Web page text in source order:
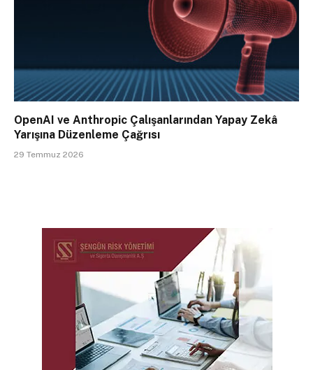
OpenAI ve Anthropic Çalışanlarından Yapay Zekâ
Yarışına Düzenleme Çağrısı
29 Temmuz 2026